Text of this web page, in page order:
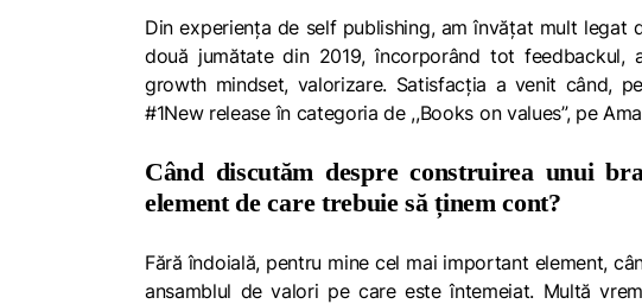
Din experiența de self publishing, am învățat mult
două jumătate din 2019, încorporând tot
growth mindset, valorizare. Satisfacția a venit când,
#1New release în categoria de ,,Books on values”, pe
Când discutăm despre construirea unui
element de care trebuie să ținem cont?
Fără îndoială, pentru mine cel mai important element,
ansamblul de valori pe care este întemeiat. Multă